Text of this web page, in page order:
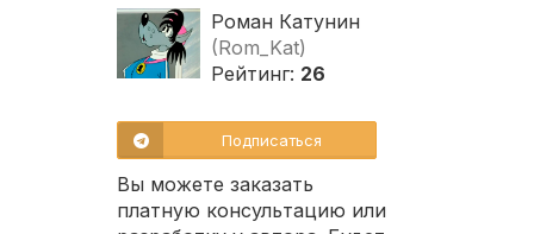
Роман Катунин
(Rom_Kat)
Рейтинг: 26
Подписаться
Вы можете заказать
платную консультацию или